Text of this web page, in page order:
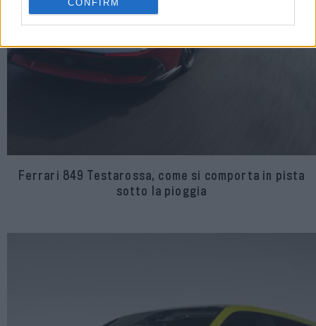
CONFIRM
Ferrari 849 Testarossa, come si comporta in pista
sotto la pioggia